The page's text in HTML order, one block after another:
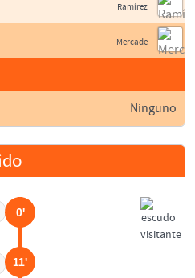
Ramírez
Mercade
Ninguno
0'
11'